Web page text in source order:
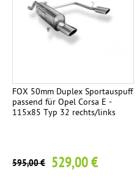
FOX 50mm Duplex Sportauspuff
passend für Opel Corsa E -
115x85 Typ 32 rechts/links
595,00 € 529,00 €